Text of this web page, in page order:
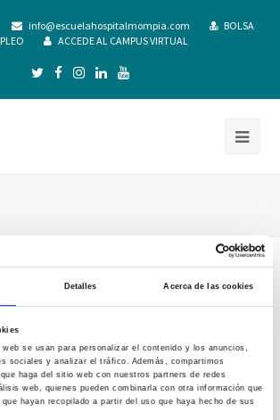
Detalles Acerca de las cookies
se usan para personalizar el contenido y los anuncios,
sociales y analizar el tráfico. Además, compartimos
haga del sitio web con nuestros partners de redes
web, quienes pueden combinarla con otra información que
que hayan recopilado a partir del uso que haya hecho de sus
info@escuelahospitalmompia.com
BOLSA
ACCEDE AL CAMPUS VIRTUAL